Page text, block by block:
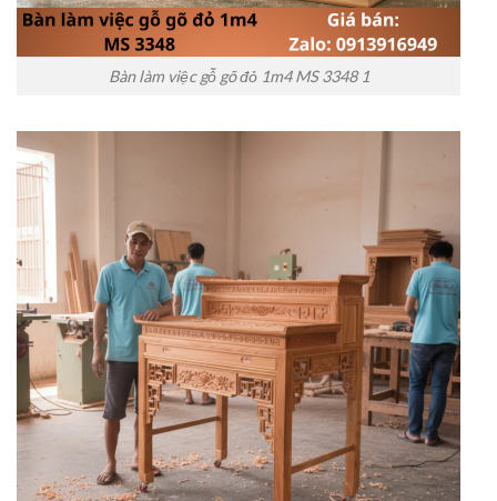
Bàn làm việc gỗ gõ đỏ 1m4 MS 3348 1